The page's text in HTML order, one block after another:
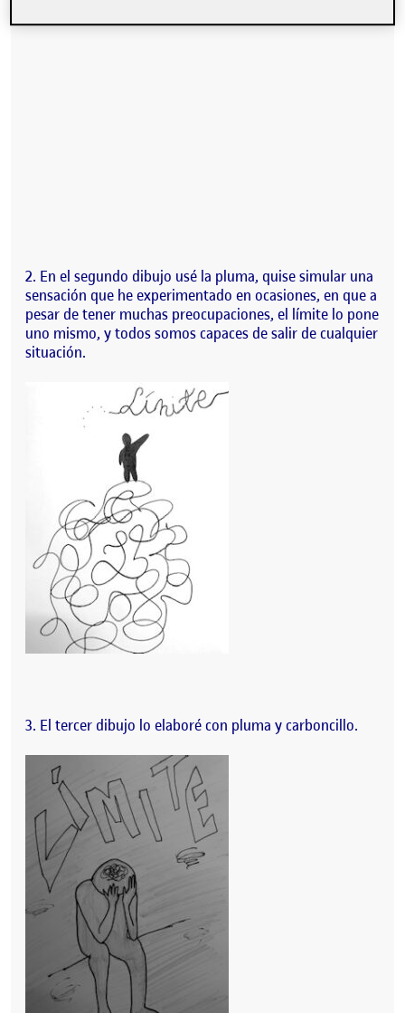
2. En el segundo dibujo usé la pluma, quise simular una
sensación que he experimentado en ocasiones, en que a
pesar de tener muchas preocupaciones, el límite lo pone
uno mismo, y todos somos capaces de salir de cualquier
situación.
3. El tercer dibujo lo elaboré con pluma y carboncillo.